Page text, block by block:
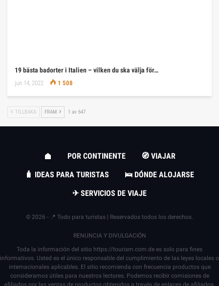
19 bästa badorter i Italien – vilken du ska välja för…
jun 14, 2022 1 508
TILLBAKA FRAM 1 av 647
POR CONTINENTE
🧭 VIAJAR
🧳 IDEAS PARA TURISTAS
🛌 DÓNDE ALOJARSE
✈ SERVICIOS DE VIAJE
© 2026 - 📍 Todo para turistas | Reservados todos los derechos.
RENUNCIA Y DIVULGACIÓN
Toda la información del sitio https://tourism.com.de es solo para fines
informativos. Usted es el único responsable del cumplimiento de las leyes locales o
internacionales aplicables. El sitio recomienda con frecuencia productos que
consideramos útiles para nuestros lectores. Podemos recibir comisiones de
afiliados por las ventas de productos obtenidos a través de enlaces de afiliados.